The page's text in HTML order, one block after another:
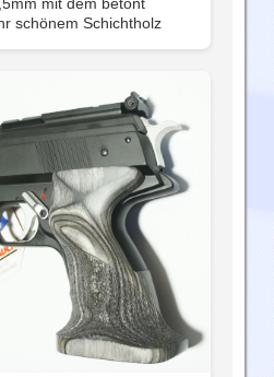
mit dem betont
schönem Schichtholz